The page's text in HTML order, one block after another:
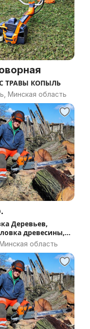
ТРАВЫ КОПЫЛЬ
Минская область
Деревьев,
древесины,
кустарников и
область